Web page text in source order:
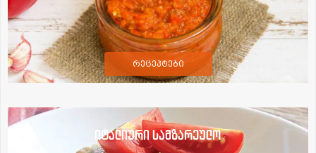
რეცეპტები
იტალიური სამზარეულო